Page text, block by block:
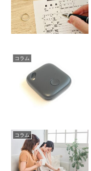
コラム
コラム